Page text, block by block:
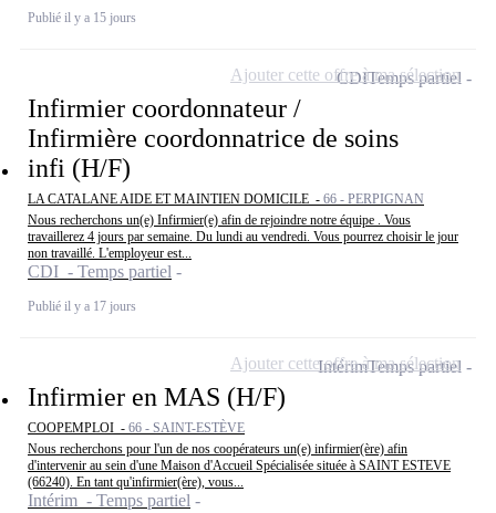
Publié il y a 15 jours
Infirmier coordonnateur /
Infirmière coordonnatrice de soins
infi (H/F)
LA CATALANE AIDE ET MAINTIEN DOMICILE - 66 - PERPIGNAN
Nous recherchons un(e) Infirmier(e) afin de rejoindre notre équipe . Vous
travaillerez 4 jours par semaine. Du lundi au vendredi. Vous pourrez choisir le jour
non travaillé. L'employeur est...
CDI - Temps partiel
Publié il y a 17 jours
CDITemps partiel
Ajouter cette offre à ma sélection
Infirmier en MAS (H/F)
COOPEMPLOI - 66 - SAINT-ESTÈVE
Nous recherchons pour l'un de nos coopérateurs un(e) infirmier(ère) afin
d'intervenir au sein d'une Maison d'Accueil Spécialisée située à SAINT ESTEVE
(66240). En tant qu'infirmier(ère), vous...
Intérim - Temps partiel
IntérimTemps partiel
Ajouter cette offre à ma sélection